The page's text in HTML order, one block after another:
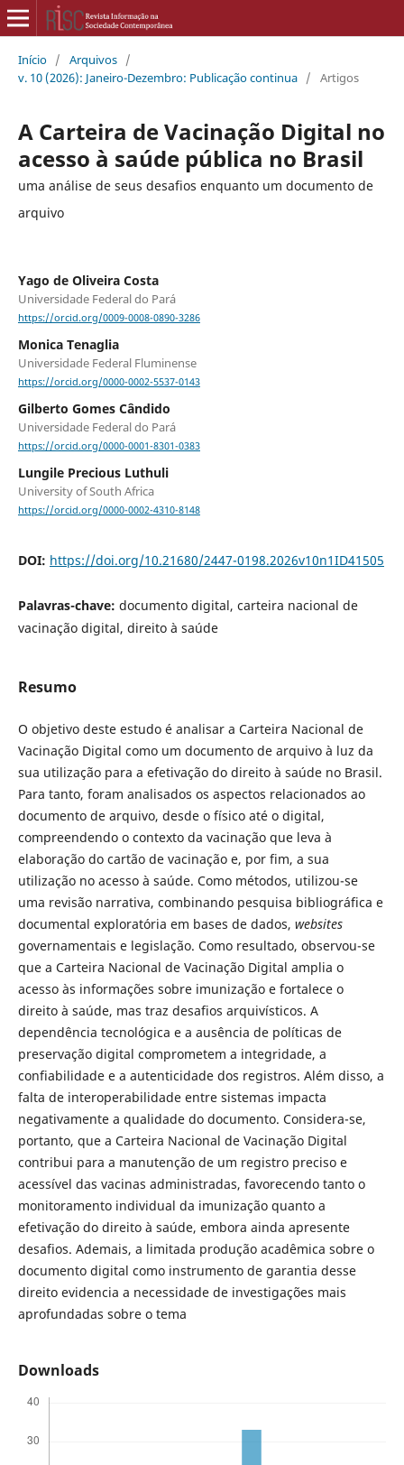
Início / Arquivos /
v. 10 (2026): Janeiro-Dezembro: Publicação continua / Artigos
A Carteira de Vacinação Digital no
acesso à saúde pública no Brasil
uma análise de seus desafios enquanto um documento de
arquivo
Yago de Oliveira Costa
Universidade Federal do Pará
https://orcid.org/0009-0008-0890-3286
Monica Tenaglia
Universidade Federal Fluminense
https://orcid.org/0000-0002-5537-0143
Gilberto Gomes Cândido
Universidade Federal do Pará
https://orcid.org/0000-0001-8301-0383
Lungile Precious Luthuli
University of South Africa
https://orcid.org/0000-0002-4310-8148
DOI: https://doi.org/10.21680/2447-0198.2026v10n1ID41505
Palavras-chave: documento digital, carteira nacional de
vacinação digital, direito à saúde
Resumo
O objetivo deste estudo é analisar a Carteira Nacional de
Vacinação Digital como um documento de arquivo à luz da
sua utilização para a efetivação do direito à saúde no Brasil.
Para tanto, foram analisados os aspectos relacionados ao
documento de arquivo, desde o físico até o digital,
compreendendo o contexto da vacinação que leva à
elaboração do cartão de vacinação e, por fim, a sua
utilização no acesso à saúde. Como métodos, utilizou-se
uma revisão narrativa, combinando pesquisa bibliográfica e
documental exploratória em bases de dados, websites
governamentais e legislação. Como resultado, observou-se
que a Carteira Nacional de Vacinação Digital amplia o
acesso às informações sobre imunização e fortalece o
direito à saúde, mas traz desafios arquivísticos. A
dependência tecnológica e a ausência de políticas de
preservação digital comprometem a integridade, a
confiabilidade e a autenticidade dos registros. Além disso, a
falta de interoperabilidade entre sistemas impacta
negativamente a qualidade do documento. Considera-se,
portanto, que a Carteira Nacional de Vacinação Digital
contribui para a manutenção de um registro preciso e
acessível das vacinas administradas, favorecendo tanto o
monitoramento individual da imunização quanto a
efetivação do direito à saúde, embora ainda apresente
desafios. Ademais, a limitada produção acadêmica sobre o
documento digital como instrumento de garantia desse
direito evidencia a necessidade de investigações mais
aprofundadas sobre o tema
Downloads